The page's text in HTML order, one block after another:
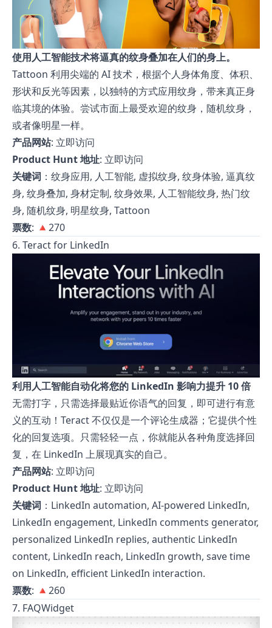
使用人工智能技术将逼真的纹身叠加在人们的身上。
Tattoon 利用尖端的 AI 技术，根据个人身体角度、体积、
形状和反光等因素，以独特的方式应用纹身，带来真正身
临其境的体验。尝试市面上最受欢迎的纹身，随机纹身，
或者像明星一样。
产品网站: 立即访问
Product Hunt 地址: 立即访问
关键词 ：纹身应用, 人工智能, 虚拟纹身, 纹身体验, 逼真纹
身, 纹身叠加, 身材定制, 纹身效果, 人工智能纹身, 热门纹
身, 随机纹身, 明星纹身, Tattoon
票数: 🔺270
6. Teract for LinkedIn
利用人工智能自动化将您的 LinkedIn 影响力提升 10 倍
无需打字，只需选择最贴近你语气的回复，即可进行有意
义的互动！Teract 不仅仅是一个评论生成器；它提供个性
化的回复选项。只需轻轻一点，你就能从各种角度选择回
复，在 LinkedIn 上展现真实的自己。
产品网站: 立即访问
Product Hunt 地址: 立即访问
关键词 ：LinkedIn automation, AI-powered LinkedIn,
LinkedIn engagement, LinkedIn comments generator,
personalized LinkedIn replies, authentic LinkedIn
content, LinkedIn reach, LinkedIn growth, save time
on LinkedIn, efficient LinkedIn interaction.
票数: 🔺260
7. FAQWidget